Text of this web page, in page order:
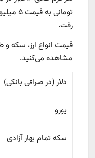
رفت.
مشاهده می‌کنید.
دلار (در صرافی بانکی)
یورو
سکه تمام بهار آزادی